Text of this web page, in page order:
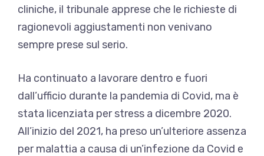
cliniche, il tribunale apprese che le richieste di
ragionevoli aggiustamenti non venivano
sempre prese sul serio.
Ha continuato a lavorare dentro e fuori
dall’ufficio durante la pandemia di Covid, ma è
stata licenziata per stress a dicembre 2020.
All’inizio del 2021, ha preso un’ulteriore assenza
per malattia a causa di un’infezione da Covid e